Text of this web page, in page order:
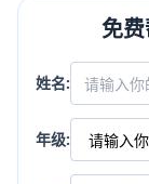
免
姓名:
年级: